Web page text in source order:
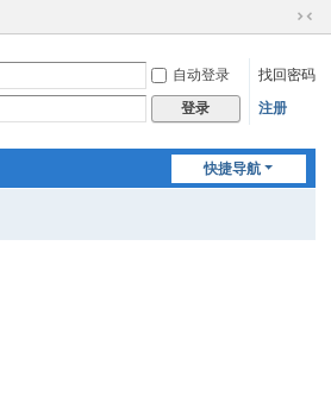
切
到
自动登录
找回密码
登录 注册
快捷导航